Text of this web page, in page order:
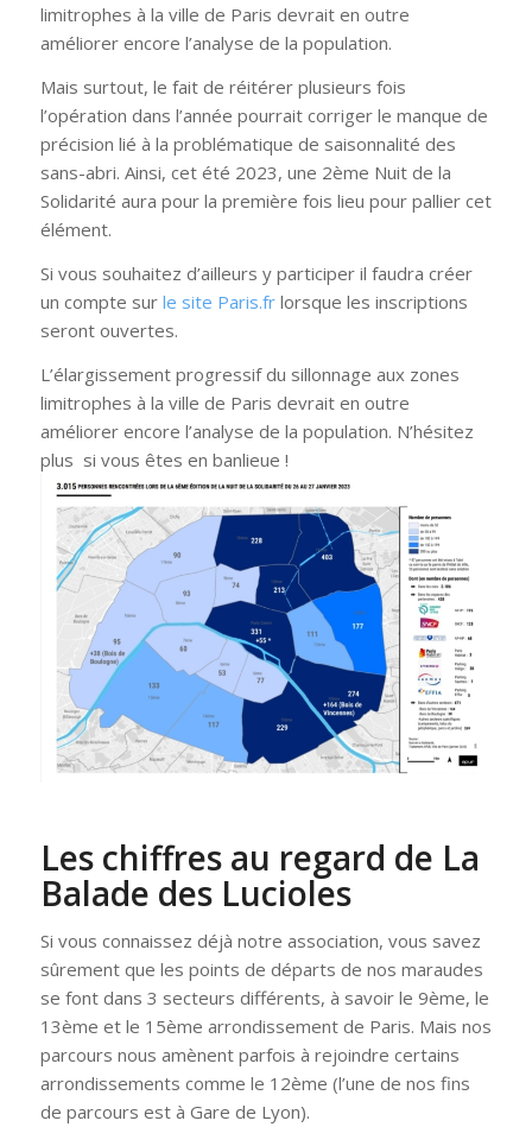
limitrophes à la ville de Paris devrait en outre
améliorer encore l’analyse de la population.
Mais surtout, le fait de réitérer plusieurs fois
l’opération dans l’année pourrait corriger le manque de
précision lié à la problématique de saisonnalité des
sans-abri. Ainsi, cet été 2023, une 2ème Nuit de la
Solidarité aura pour la première fois lieu pour pallier cet
élément.
Si vous souhaitez d’ailleurs y participer il faudra créer
un compte sur le site Paris.frlorsque les inscriptions
seront ouvertes.
L’élargissement progressif du sillonnage aux zones
limitrophes à la ville de Paris devrait en outre
améliorer encore l’analyse de la population. N’hésitez
plus si vous êtes en banlieue !
Les chiffres au regard de La
Balade des Lucioles
Si vous connaissez déjà notre association, vous savez
sûrement que les points de départs de nos maraudes
se font dans 3 secteurs différents, à savoir le 9ème, le
13ème et le 15ème arrondissement de Paris. Mais nos
parcours nous amènent parfois à rejoindre certains
arrondissements comme le 12ème (l’une de nos fins
de parcours est à Gare de Lyon).